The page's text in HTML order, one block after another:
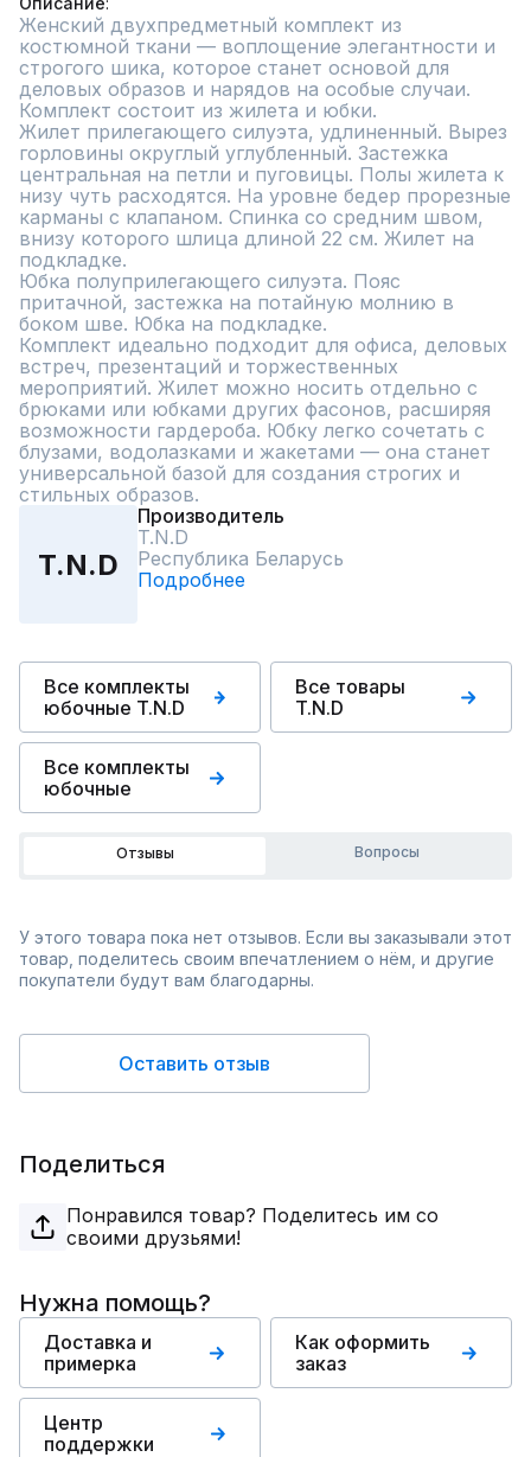
Женский двухпредметный комплект из
костюмной ткани — воплощение элегантности и
строгого шика, которое станет основой для
деловых образов и нарядов на особые случаи.
Комплект состоит из жилета и юбки.
Жилет прилегающего силуэта, удлиненный. Вырез
горловины округлый углубленный. Застежка
центральная на петли и пуговицы. Полы жилета к
низу чуть расходятся. На уровне бедер прорезные
карманы с клапаном. Спинка со средним швом,
внизу которого шлица длиной 22 см. Жилет на
подкладке.
Юбка полуприлегающего силуэта. Пояс
притачной, застежка на потайную молнию в
боком шве. Юбка на подкладке.
Комплект идеально подходит для офиса, деловых
встреч, презентаций и торжественных
мероприятий. Жилет можно носить отдельно с
брюками или юбками других фасонов, расширяя
возможности гардероба. Юбку легко сочетать с
блузами, водолазками и жакетами — она станет
универсальной базой для создания строгих и
стильных образов.
T.N.D
Производитель
T.N.D
Республика Беларусь
Подробнее
Все комплекты
юбочные T.N.D
Все товары
T.N.D
Все комплекты
юбочные
Отзывы Вопросы
У этого товара пока нет отзывов. Если вы заказывали этот
товар, поделитесь своим впечатлением о нём, и другие
покупатели будут вам благодарны.
Оставить отзыв
Поделиться
Понравился товар? Поделитесь им со
своими друзьями!
Нужна помощь?
Доставка и
примерка
Как оформить
заказ
Центр
поддержки